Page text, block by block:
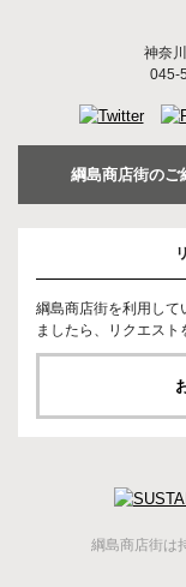
神奈
045-
綱島商店街のご
綱島商店街を利用して
ましたら、リクエスト
綱島商店街は